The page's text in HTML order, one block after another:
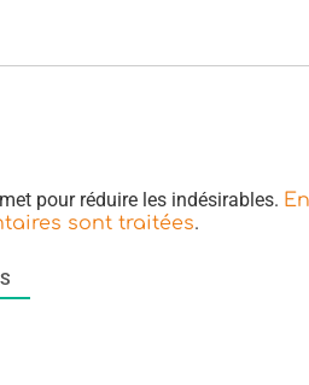
pour réduire les indésirables.
sont traitées.